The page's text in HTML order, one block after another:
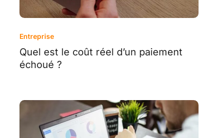
Quel est le coût réel d’un paiement
échoué ?
Entreprise